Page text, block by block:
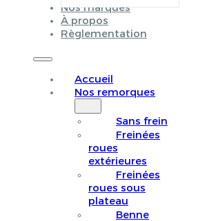
Nos marques
À propos
Règlementation
Accueil
Nos remorques
Sans frein
Freinées
roues
extérieures
Freinées
roues sous
plateau
Benne